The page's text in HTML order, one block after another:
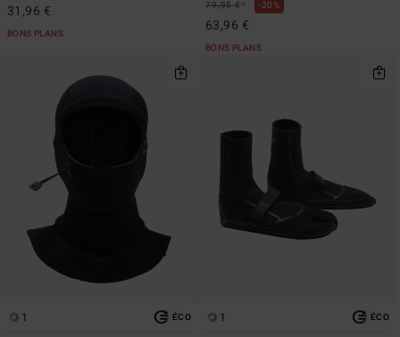
31,96 €
BONS PLANS
79,95 €* 20%
63,96 €
BONS PLANS
1 ÉCO 1 ÉCO